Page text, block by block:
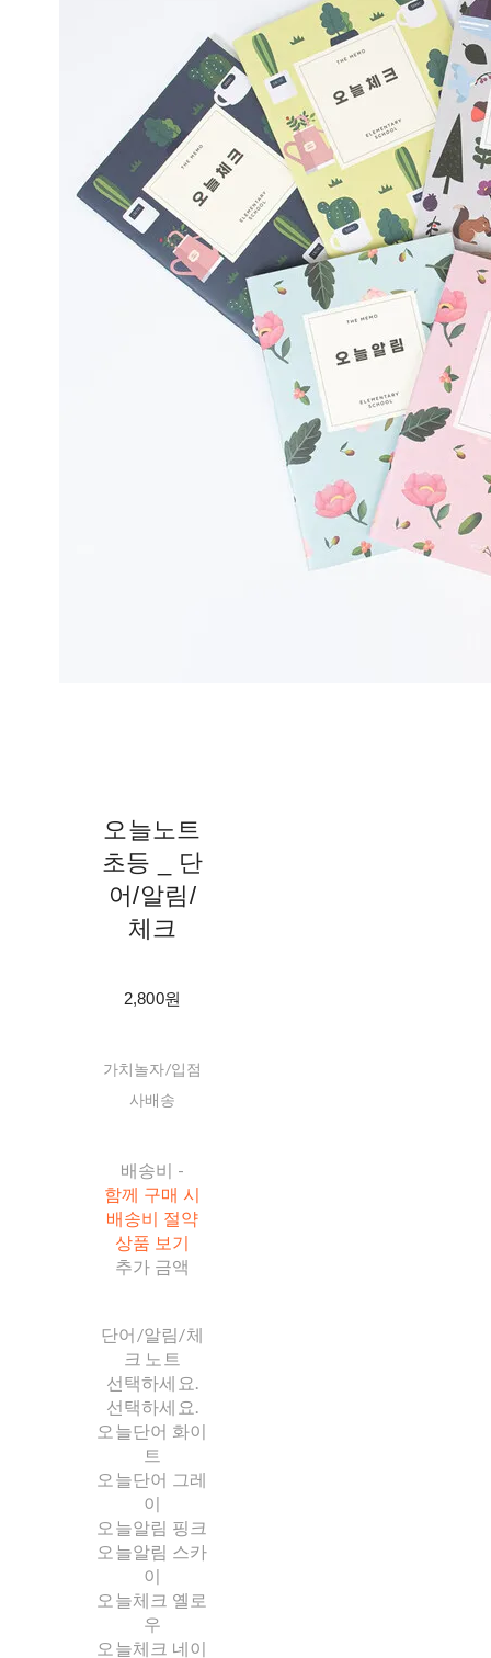
오늘노트
초등 _ 단
어/알림/
체크
2,800원
가치놀자/입점
사배송
배송비 -
함께 구매 시
배송비 절약
상품 보기
추가 금액
단어/알림/체
크 노트
선택하세요.
선택하세요.
오늘단어 화이
트
오늘단어 그레
이
오늘알림 핑크
오늘알림 스카
이
오늘체크 옐로
우
오늘체크 네이